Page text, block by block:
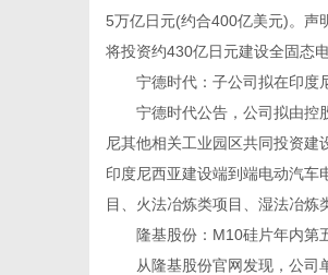
5万亿日元(约合400亿美元)。声
将投资约430亿日元建设全固态
宁德时代：子公司拟在印度
宁德时代公告，公司拟由控股
尼其他相关工业园区共同投资
印度尼西亚建设端到端电动汽车
目、火法冶炼类项目、湿法冶炼
隆基股份：M10硅片年内第
从隆基股份官网发现，公司单